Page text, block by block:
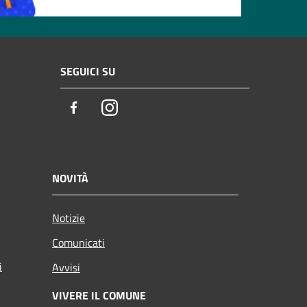
SEGUICI SU
FacebookInstagram
NOVITÀ
Notizie
Comunicati
Avvisi
VIVERE IL COMUNE